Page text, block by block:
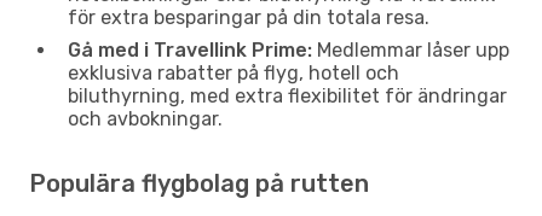
för extra besparingar på din totala resa.
Gå med i Travellink Prime: Medlemmar låser upp
exklusiva rabatter på flyg, hotell och
biluthyrning, med extra flexibilitet för ändringar
och avbokningar.
Populära flygbolag på rutten